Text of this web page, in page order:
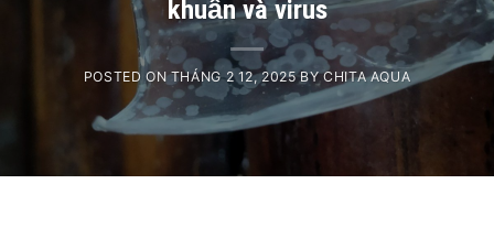
khuẩn và virus
POSTED ONTHÁNG 2 12, 2025 BYCHITA AQUA